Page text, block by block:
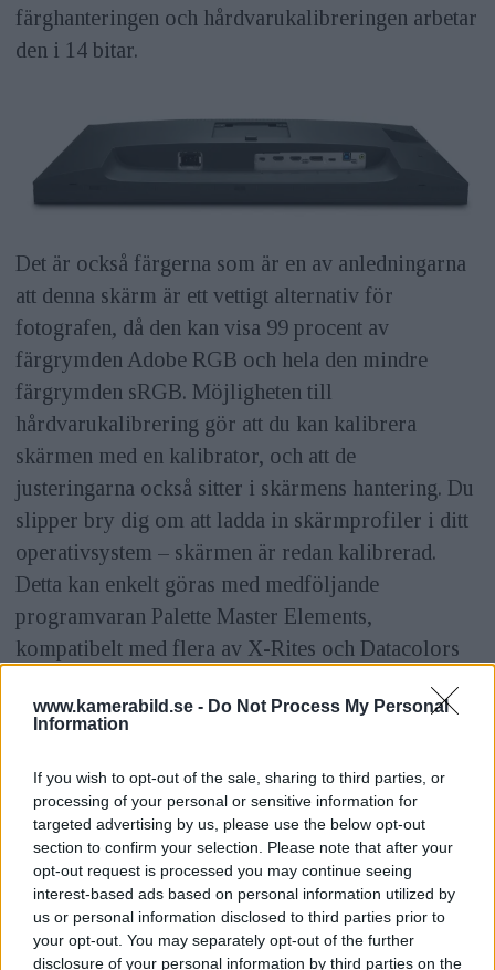
www.kamerabild.se - Do Not Process My Personal
Information
If you wish to opt-out of the sale, sharing to third parties, or
processing of your personal or sensitive information for
targeted advertising by us, please use the below opt-out
section to confirm your selection. Please note that after your
opt-out request is processed you may continue seeing
interest-based ads based on personal information utilized by
us or personal information disclosed to third parties prior to
your opt-out. You may separately opt-out of the further
disclosure of your personal information by third parties on the
färghanteringen och hårdvarukalibreringen arbetar
den i 14 bitar.
Det är också färgerna som är en av anledningarna
att denna skärm är ett vettigt alternativ för
fotografen, då den kan visa 99 procent av
färgrymden Adobe RGB och hela den mindre
färgrymden sRGB. Möjligheten till
hårdvarukalibrering gör att du kan kalibrera
skärmen med en kalibrator, och att de
justeringarna också sitter i skärmens hantering. Du
slipper bry dig om att ladda in skärmprofiler i ditt
operativsystem – skärmen är redan kalibrerad.
Detta kan enkelt göras med medföljande
programvaran Palette Master Elements,
kompatibelt med flera av X-Rites och Datacolors